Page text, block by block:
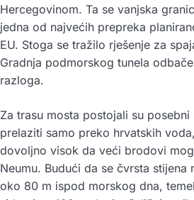
Hercegovinom. Ta se vanjska
jedna od najvećih prepreka
EU. Stoga se tražilo rješenje za
Gradnja podmorskog tunela
razloga.
Za trasu mosta postojali su
prelaziti samo preko hrvatskih
dovoljno visok da veći brodovi
Neumu. Budući da se čvrsta stijena
oko 80 m ispod morskog dna,